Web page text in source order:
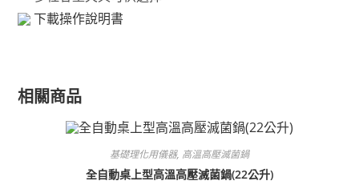
下載操作說明書
相關商品
基礎理化用儀器, 高溫高壓滅菌鍋
全自動桌上型高溫高壓滅菌鍋(22公升)